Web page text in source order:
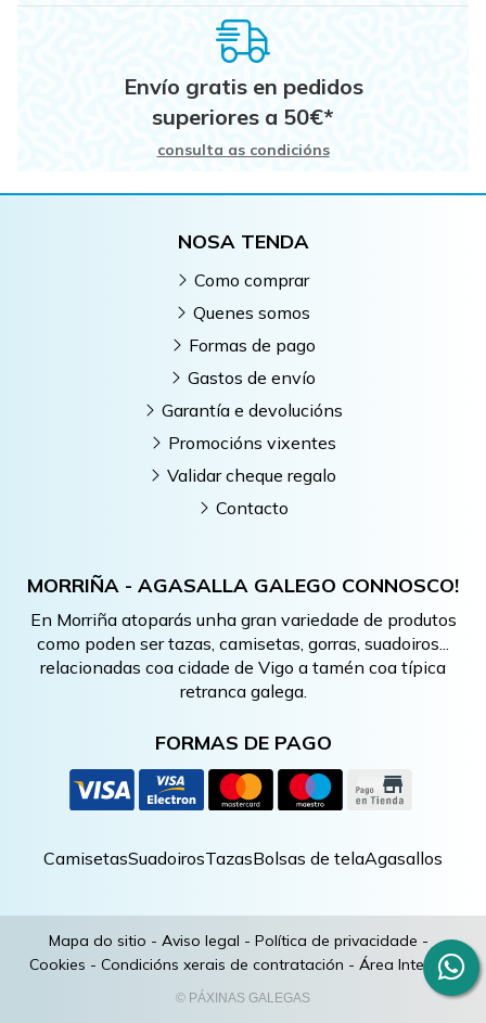
Envío gratis en pedidos
superiores a 50€*
consulta as condicións
MORRIÑA - AGASALLA GALEGO CONNOSCO!
En Morriña atoparás unha gran variedade de produtos
como poden ser tazas, camisetas, gorras, suadoiros...
relacionadas coa cidade de Vigo a tamén coa típica
retranca galega.
FORMAS DE PAGO
NOSA TENDA
Como comprar
Quenes somos
Formas de pago
Gastos de envío
Garantía e devolucións
Promocións vixentes
Validar cheque regalo
Contacto
CamisetasSuadoirosTazasBolsas de telaAgasallos
Mapa do sitio - Aviso legal - Política de privacidade -
Cookies - Condicións xerais de contratación - Área Interna
© PÁXINAS GALEGAS